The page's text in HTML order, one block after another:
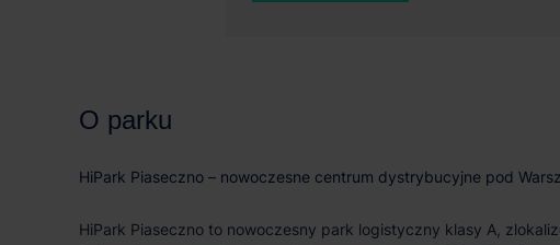
O parku
HiPark Piaseczno – nowoczesne centrum dystrybucyjne pod
HiPark Piaseczno to nowoczesny park logistyczny klasy A,